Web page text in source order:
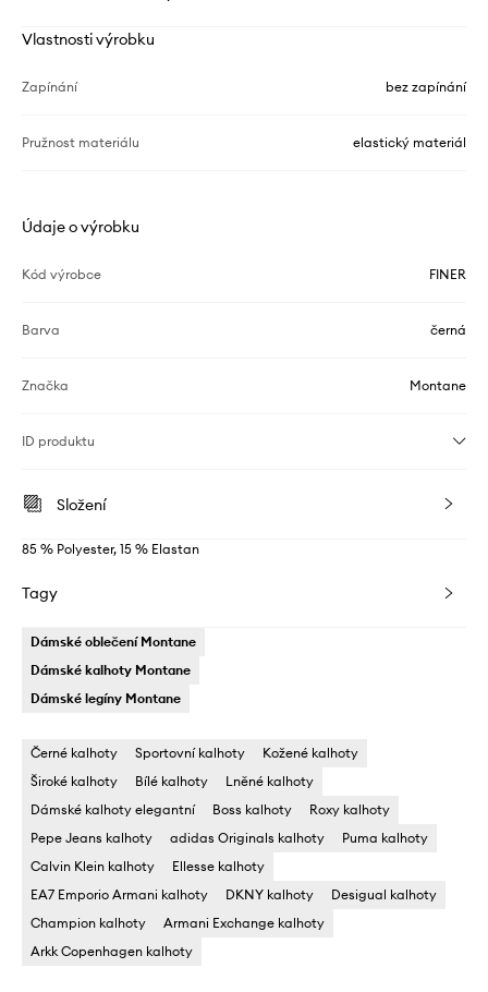
Vlastnosti výrobku
Zapínání bez zapínání
Pružnost materiálu elastický materiál
Údaje o výrobku
Kód výrobce FINER
Barva černá
Značka Montane
ID produktu
Složení
85 % Polyester, 15 % Elastan
Tagy
Dámské oblečení Montane
Dámské kalhoty Montane
Dámské legíny Montane
Černé kalhoty Sportovní kalhoty
Kožené kalhoty
Široké kalhoty
Bílé kalhoty
Lněné kalhoty
Dámské kalhoty elegantní
Boss kalhoty
Roxy kalhoty
Pepe Jeans kalhoty
adidas Originals kalhoty
Puma kalhoty
Calvin Klein kalhoty
Ellesse kalhoty
EA7 Emporio Armani kalhoty
DKNY kalhoty
Desigual kalhoty
Champion kalhoty
Armani Exchange kalhoty
Arkk Copenhagen kalhoty